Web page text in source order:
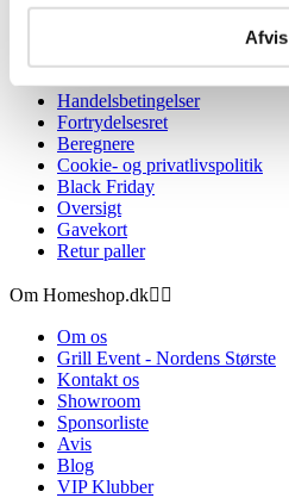
Afvis
Handelsbetingelser
Fortrydelsesret
Beregnere
Cookie- og privatlivspolitik
Black Friday
Oversigt
Gavekort
Retur paller
Om Homeshop.dk 
Om os
Grill Event - Nordens Største
Kontakt os
Showroom
Sponsorliste
Avis
Blog
VIP Klubber